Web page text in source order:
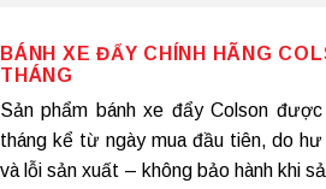
BÁNH XE ĐẨY CHÍNH HÃNG
THÁNG
Sản phẩm bánh xe đẩy Colson được
tháng kể từ ngày mua đầu tiên, do
và lỗi sản xuất – không bảo hành khi